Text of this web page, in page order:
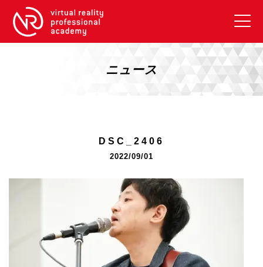
VRアカデミーとは
【2026年10月】ARエキスパートコース
【2026年10月】XRプロフェッショナル
《リスキリング補助金コース》
リスキリング補助金対象コース説明
《SDGs》
ニュース
DSC_2406
2022/09/01